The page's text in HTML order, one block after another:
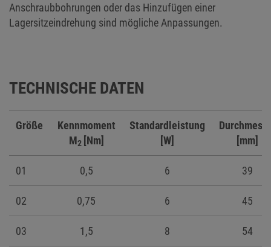
Anschraubbohrungen oder das Hinzufügen einer
Lagersitzeindrehung sind mögliche Anpassungen.
TECHNISCHE DATEN
Größe
Kennmoment
M2 [Nm]
Standardleistung
[W]
[mm]
01 0,5 6 39
02 0,75 6 45
03 1,5 8 54